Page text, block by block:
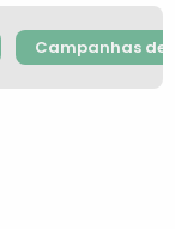
Campanhas de